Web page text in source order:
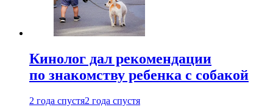
Кинолог дал рекомендации
по знакомству ребенка с собакой
2 года спустя2 года спустя